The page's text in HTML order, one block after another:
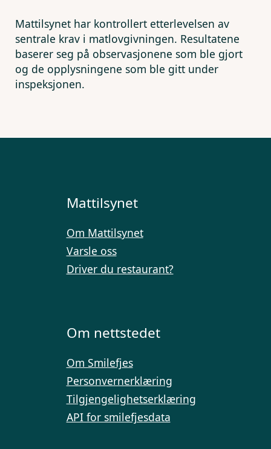
Mattilsynet har kontrollert etterlevelsen av
sentrale krav i matlovgivningen. Resultatene
baserer seg på observasjonene som ble gjort
og de opplysningene som ble gitt under
inspeksjonen.
Mattilsynet
Om Mattilsynet
Varsle oss
Driver du restaurant?
Om nettstedet
Om Smilefjes
Personvernerklæring
Tilgjengelighetserklæring
API for smilefjesdata